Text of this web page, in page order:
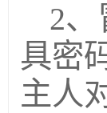
2
具密
主人